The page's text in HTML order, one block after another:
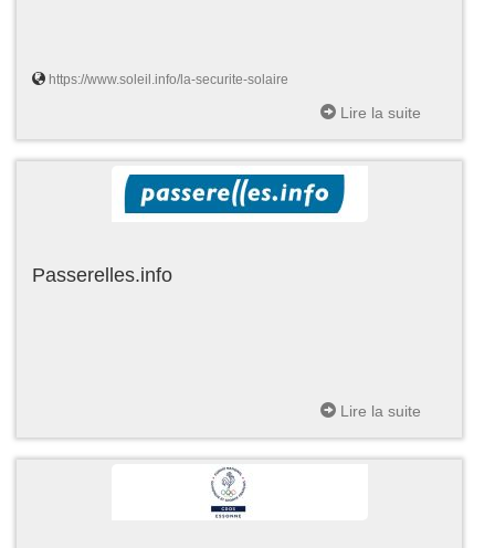
https://www.soleil.info/la-securite-solaire
Lire la suite
Passerelles.info
Lire la suite